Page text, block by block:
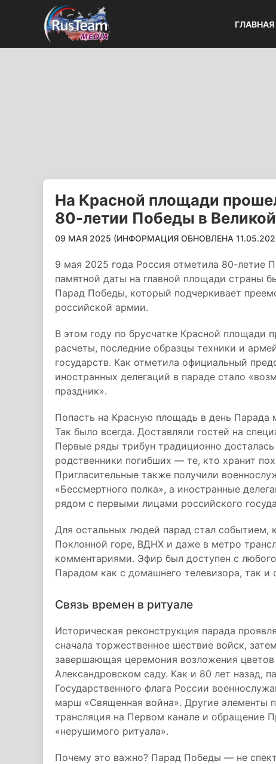
ГЛАВНАЯ
На Красной площади
80-летии Победы в
09 МАЯ 2025 (ИНФОРМАЦИЯ ОБНОВЛЕНА
9 мая 2025 года Россия отметила 80-летие
памятной даты на главной площади страны
Парад Победы, который подчеркивает
российской армии.
В этом году по брусчатке Красной площади
расчеты, последние образцы техники и
государств. Как отметила официальный
иностранных делегаций в параде стало
праздник».
Попасть на Красную площадь в день
Так было всегда. Доставляли гостей на
Первые ряды трибун традиционно
родственники погибших — те, кто хранит
Пригласительные также получили
«Бессмертного полка», а иностранные
рядом с первыми лицами российского
Для остальных людей парад стал событием,
Поклонной горе, ВДНХ и даже в метро
комментариями. Эфир был доступен с
Парадом как с домашнего телевизора, так и
Связь времен в ритуале
Историческая реконструкция парада
сначала торжественное шествие войск,
завершающая церемония возложения
Александровском саду. Как и 80 лет назад,
Государственного флага России
марш «Священная война». Другие элементы
трансляция на Первом канале и обращение
«нерушимого ритуала».
Почему это важно? Парад Победы — не